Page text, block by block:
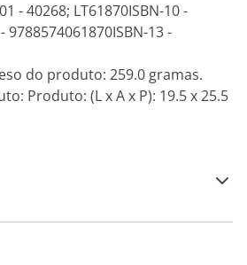
- 40268; LT61870ISBN-10 -
9788574061870ISBN-13 -
do produto: 259.0 gramas.
Produto: (L x A x P): 19.5 x 25.5